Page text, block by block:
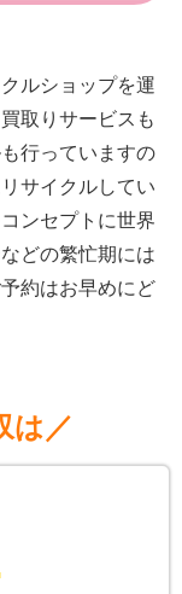
ルショップを運
取りサービスも
行っていますの
サイクルしてい
ンセプトに世界
どの繁忙期には
約はお早めにど
は／